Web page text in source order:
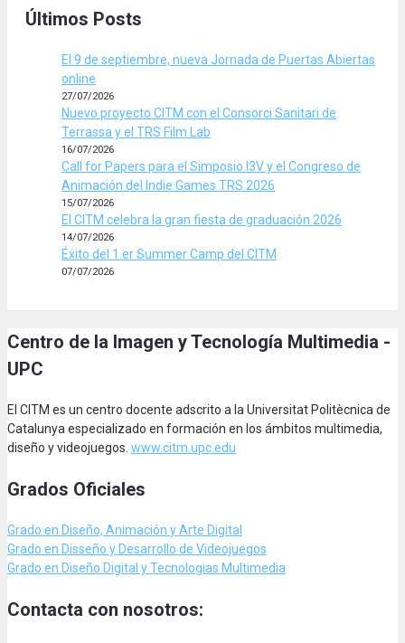
Últimos Posts
El 9 de septiembre, nueva Jornada de Puertas Abiertas
online
27/07/2026
Nuevo proyecto CITM con el Consorci Sanitari de
Terrassa y el TRS Film Lab
16/07/2026
Call for Papers para el Simposio I3V y el Congreso de
Animación del Indie Games TRS 2026
15/07/2026
El CITM celebra la gran fiesta de graduación 2026
14/07/2026
Éxito del 1.er Summer Camp del CITM
07/07/2026
Centro de la Imagen y Tecnología Multimedia -
UPC
El CITM es un centro docente adscrito a la Universitat Politècnica de
Catalunya especializado en formación en los ámbitos multimedia,
diseño y videojuegos. www.citm.upc.edu
Grados Oficiales
Grado en Diseño, Animación y Arte Digital
Grado en Disseño y Desarrollo de Videojuegos
Grado en Diseño Digital y Tecnologias Multimedia
Contacta con nosotros: